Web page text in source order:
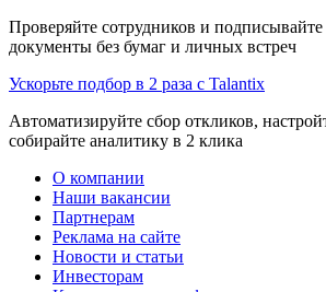
Проверяйте сотрудников и
документы без бумаг и личных встреч
Ускорьте подбор в 2 раза с Talantix
Автоматизируйте сбор откликов,
собирайте аналитику в 2 клика
О компании
Наши вакансии
Партнерам
Реклама на сайте
Новости и статьи
Инвесторам